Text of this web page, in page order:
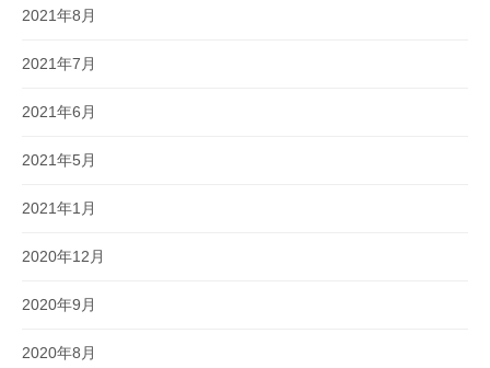
2021年8月
2021年7月
2021年6月
2021年5月
2021年1月
2020年12月
2020年9月
2020年8月